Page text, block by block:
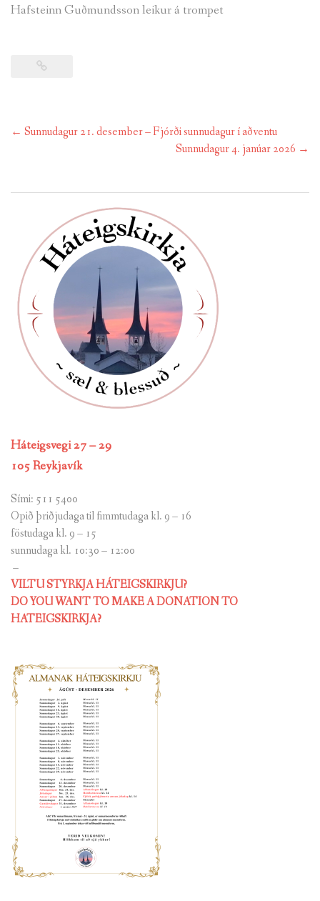
Hafsteinn Guðmundsson leikur á trompet
Post
← Sunnudagur 21. desember – Fjórði sunnudagur í aðventu
Sunnudagur 4. janúar 2026 →
Háteigsvegi 27 – 29
105 Reykjavík
Sími: 511 5400
Opið þriðjudaga til fimmtudaga kl. 9 – 16
föstudaga kl. 9 – 15
sunnudaga kl. 10:30 – 12:00
–
VILTU STYRKJA HÁTEIGSKIRKJU?
DO YOU WANT TO MAKE A DONATION TO
HATEIGSKIRKJA?